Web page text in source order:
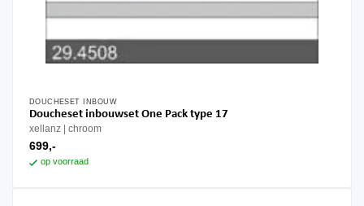
DOUCHESET INBOUW
Doucheset inbouwset One Pack type 17
xellanz chroom
699,-
op voorraad